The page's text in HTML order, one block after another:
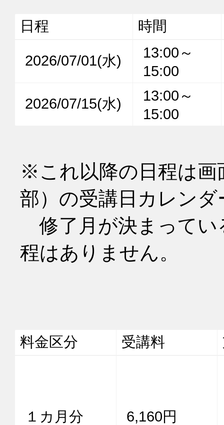
日程 時間
2026/07/01(水)
13:00～
15:00
2026/07/15(水)
13:00～
15:00
※これ以降の日程は画
部）の受講日カレン
修了月が決まってい
程はありません。
料金区分 受講料
１カ月分 6,160円